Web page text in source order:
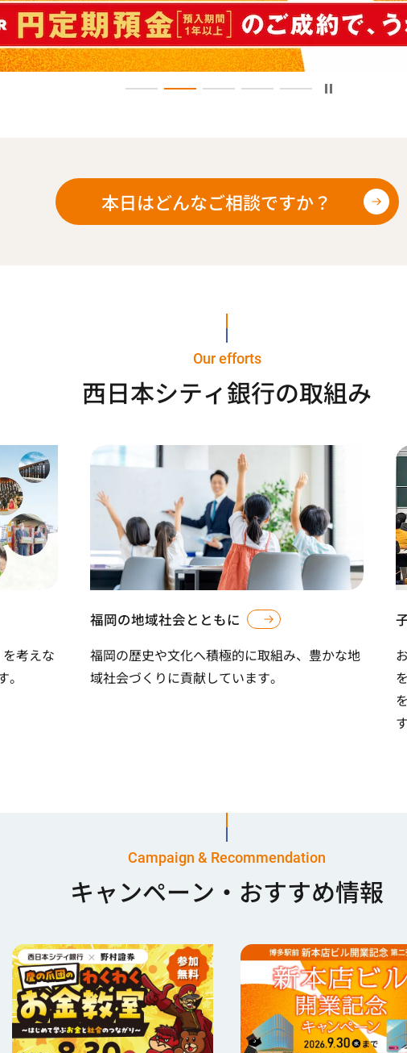
本日はどんなご相談ですか？
Our efforts
西日本シティ銀行の取組み
を考えな
。
福岡の地域社会とともに
福岡の歴史や文化へ積極的に取組み、豊かな地
域社会づくりに貢献しています。
Campaign & Recommendation
キャンペーン・おすすめ情報